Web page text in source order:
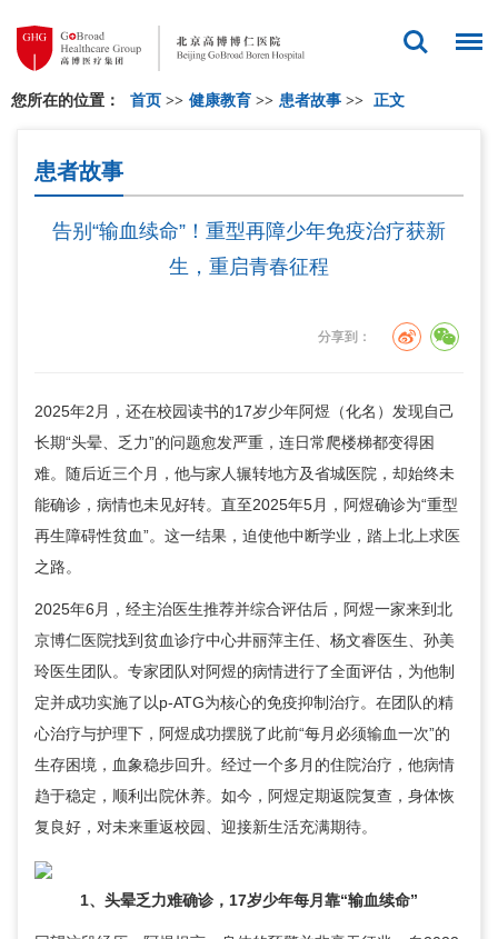
您所在的位置： 首页 >> 健康教育 >> 患者故事 >> 正文
患者故事
告别“输血续命”！重型再障少年免疫治疗获新
生，重启青春征程
分享到：
2025年2月，还在校园读书的17岁少年阿煜（化名）发现自己
长期“头晕、乏力”的问题愈发严重，连日常爬楼梯都变得困
难。随后近三个月，他与家人辗转地方及省城医院，却始终未
能确诊，病情也未见好转。直至2025年5月，阿煜确诊为“重型
再生障碍性贫血”。这一结果，迫使他中断学业，踏上北上求医
之路。
2025年6月，经主治医生推荐并综合评估后，阿煜一家来到北
京博仁医院找到贫血诊疗中心井丽萍主任、杨文睿医生、孙美
玲医生团队。专家团队对阿煜的病情进行了全面评估，为他制
定并成功实施了以p-ATG为核心的免疫抑制治疗。在团队的精
心治疗与护理下，阿煜成功摆脱了此前“每月必须输血一次”的
生存困境，血象稳步回升。经过一个多月的住院治疗，他病情
趋于稳定，顺利出院休养。如今，阿煜定期返院复查，身体恢
复良好，对未来重返校园、迎接新生活充满期待。
1、头晕乏力难确诊，17岁少年每月靠“输血续命”